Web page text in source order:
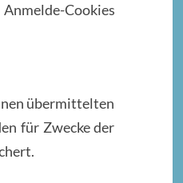
Cookies
übermittelten
für Zwecke der